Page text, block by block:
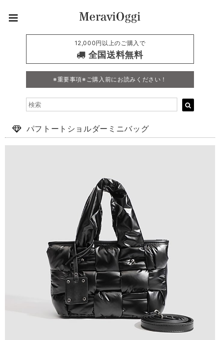
12,000円以上のご購入で
全国送料無料
※重要事項※ご購入前にお読みください！
パフトートショルダーミニバッグ